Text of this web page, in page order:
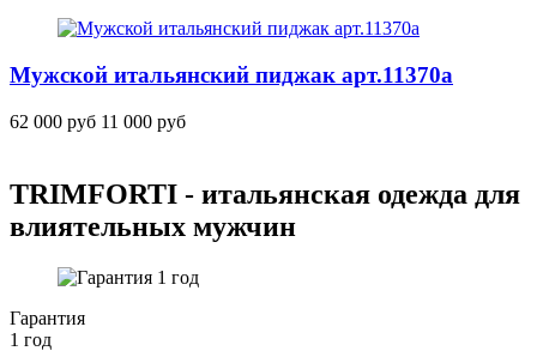
Мужской итальянский пиджак арт.11370а
62 000 руб 11 000 руб
TRIMFORTI - итальянская одежда для
влиятельных мужчин
Гарантия
1 год